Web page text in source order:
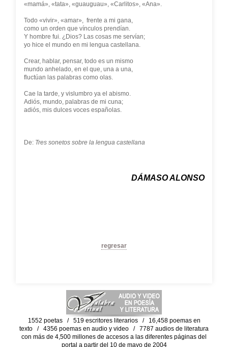
«mamá», «tata», «guauguau», «Carlitos», «Ana».
Todo «vivir», «amar», frente a mi gana,
como un orden que vínculos prendían.
Y hombre fui. ¿Dios? Las cosas me servían;
yo hice el mundo en mi lengua castellana.
Crear, hablar, pensar, todo es un mismo
mundo anhelado, en el que, una a una,
fluctúan las palabras como olas.
Cae la tarde, y vislumbro ya el abismo.
Adiós, mundo, palabras de mi cuna;
adiós, mis dulces voces españolas.
De: Tres sonetos sobre la lengua castellana
DÁMASO ALONSO
regresar
1552 poetas / 519 escritores literarios / 16,458 poemas en
texto / 4356 poemas en audio y video / 7787 audios de literatura
con más de 4,500 millones de accesos a las diferentes páginas del
portal a partir del 10 de mayo de 2004